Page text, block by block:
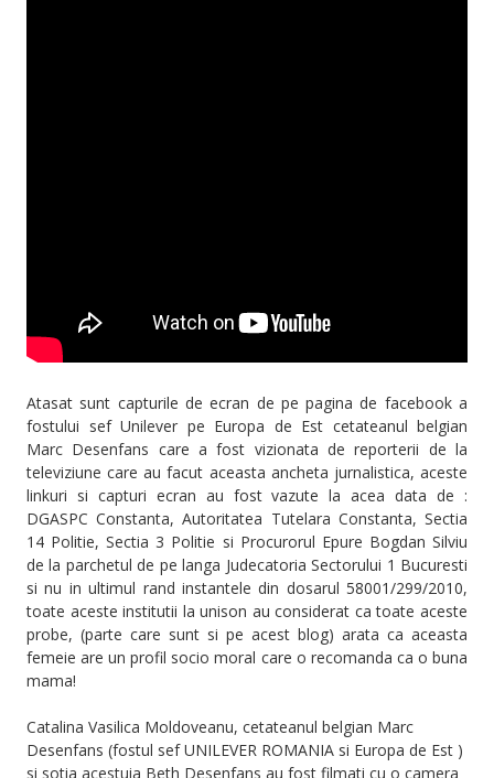
Atasat sunt capturile de ecran de pe pagina de facebook a
fostului sef Unilever pe Europa de Est cetateanul belgian
Marc Desenfans care a fost vizionata de reporterii de la
televiziune care au facut aceasta ancheta jurnalistica, aceste
linkuri si capturi ecran au fost vazute la acea data de :
DGASPC Constanta, Autoritatea Tutelara Constanta, Sectia
14 Politie, Sectia 3 Politie si Procurorul Epure Bogdan Silviu
de la parchetul de pe langa Judecatoria Sectorului 1 Bucuresti
si nu in ultimul rand instantele din dosarul 58001/299/2010,
toate aceste institutii la unison au considerat ca toate aceste
probe, (parte care sunt si pe acest blog) arata ca aceasta
femeie are un profil socio moral care o recomanda ca o buna
mama!
Catalina Vasilica Moldoveanu, cetateanul belgian Marc
Desenfans (fostul sef UNILEVER ROMANIA si Europa de Est )
si sotia acestuia Beth Desenfans au fost filmati cu o camera